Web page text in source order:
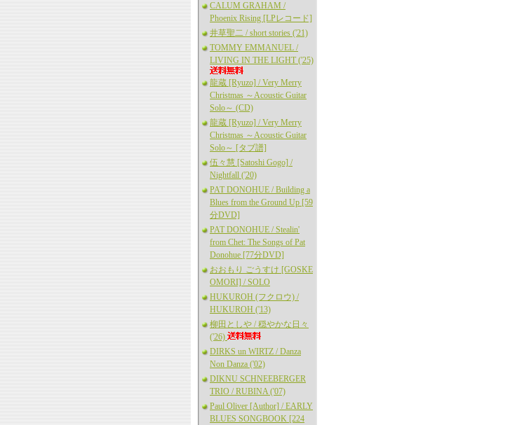
CALUM GRAHAM /
Phoenix Rising [LPレコード]
井草聖二 / short stories ('21)
TOMMY EMMANUEL /
LIVING IN THE LIGHT ('25)
龍蔵 [Ryuzo] / Very Merry
Christmas ～Acoustic Guitar
Solo～ (CD)
龍蔵 [Ryuzo] / Very Merry
Christmas ～Acoustic Guitar
Solo～ [タブ譜]
伍々慧 [Satoshi Gogo] /
Nightfall ('20)
PAT DONOHUE / Building a
Blues from the Ground Up [59
分DVD]
PAT DONOHUE / Stealin'
from Chet: The Songs of Pat
Donohue [77分DVD]
おおもり ごうすけ [GOSKE
OMORI] / SOLO
HUKUROH (フクロウ) /
HUKUROH ('13)
柳田としや / 穏やかな日々
('26)
DIRKS un WIRTZ / Danza
Non Danza ('02)
DIKNU SCHNEEBERGER
TRIO / RUBINA ('07)
Paul Oliver [Author] / EARLY
BLUES SONGBOOK [224